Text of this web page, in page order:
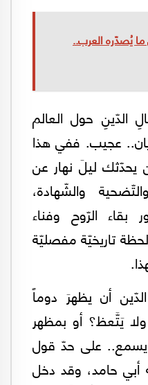
يُصدّره العرب..
الدّينِ حول العالم
عجيب. ففي هذا
يحدّثك ليلَ نهار عن
والشّهادة،
الرّوح وفناء
تاريخيّة مفصليّة
أن يظهرَ دوماً
يَتَّعظ؟ أو بمظهر
على حدّ قول
أبي حامد، وقد دخل